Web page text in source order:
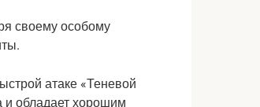
своему особому
атаке «Теневой
и обладает хорошим